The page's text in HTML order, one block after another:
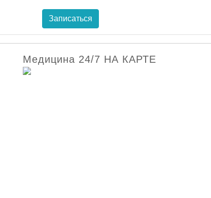
Записаться
Медицина 24/7 НА КАРТЕ